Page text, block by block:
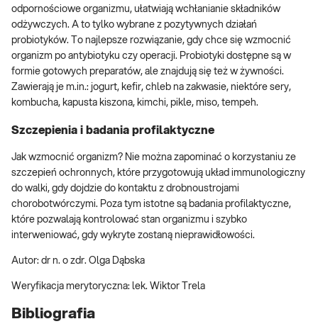
odpornościowe organizmu, ułatwiają wchłanianie składników
odżywczych. A to tylko wybrane z pozytywnych działań
probiotyków. To najlepsze rozwiązanie, gdy chce się wzmocnić
organizm po antybiotyku czy operacji. Probiotyki dostępne są w
formie gotowych preparatów, ale znajdują się też w żywności.
Zawierają je m.in.: jogurt, kefir, chleb na zakwasie, niektóre sery,
kombucha, kapusta kiszona, kimchi, pikle, miso, tempeh.
Szczepienia i badania profilaktyczne
Jak wzmocnić organizm? Nie można zapominać o korzystaniu ze
szczepień ochronnych, które przygotowują układ immunologiczny
do walki, gdy dojdzie do kontaktu z drobnoustrojami
chorobotwórczymi. Poza tym istotne są badania profilaktyczne,
które pozwalają kontrolować stan organizmu i szybko
interweniować, gdy wykryte zostaną nieprawidłowości.
Autor: dr n. o zdr. Olga Dąbska
Weryfikacja merytoryczna: lek. Wiktor Trela
Bibliografia